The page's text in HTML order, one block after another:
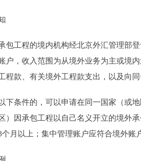
工程的境内机构经北京外汇管理部登
户，收入范围为从境外业务为主或境
程款、有关境外工程款支出，以及向
条件的，可以申请在同一国家（或地
）因承包工程以自己名义开立的境外
月以上；集中管理账户应符合境外账